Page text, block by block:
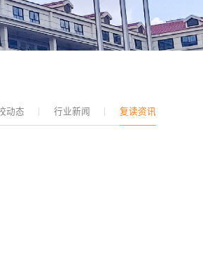
动态 行业新闻 复读资讯